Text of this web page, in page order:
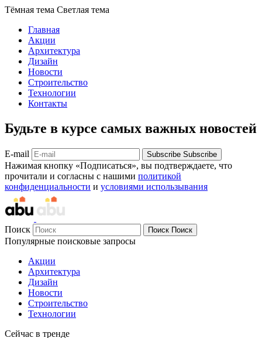
Тёмная тема Светлая тема
Главная
Акции
Архитектура
Дизайн
Новости
Строительство
Технологии
Контакты
Будьте в курсе самых важных новостей
E-mail Subscribe Subscribe
Нажимая кнопку «Подписаться», вы подтверждаете, что
прочитали и согласны с нашими политикой
конфиденциальности и условиями использывания
Поиск Поиск Поиск
Популярные поисковые запросы
Акции
Архитектура
Дизайн
Новости
Строительство
Технологии
Сейчас в тренде